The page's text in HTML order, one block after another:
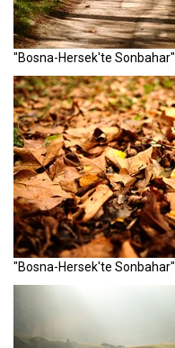
"Bosna-Hersek'te Sonbahar"
"Bosna-Hersek'te Sonbahar"